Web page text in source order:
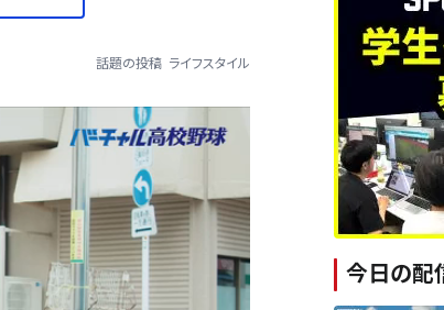
話題の投稿 ライフスタイル
今日の配